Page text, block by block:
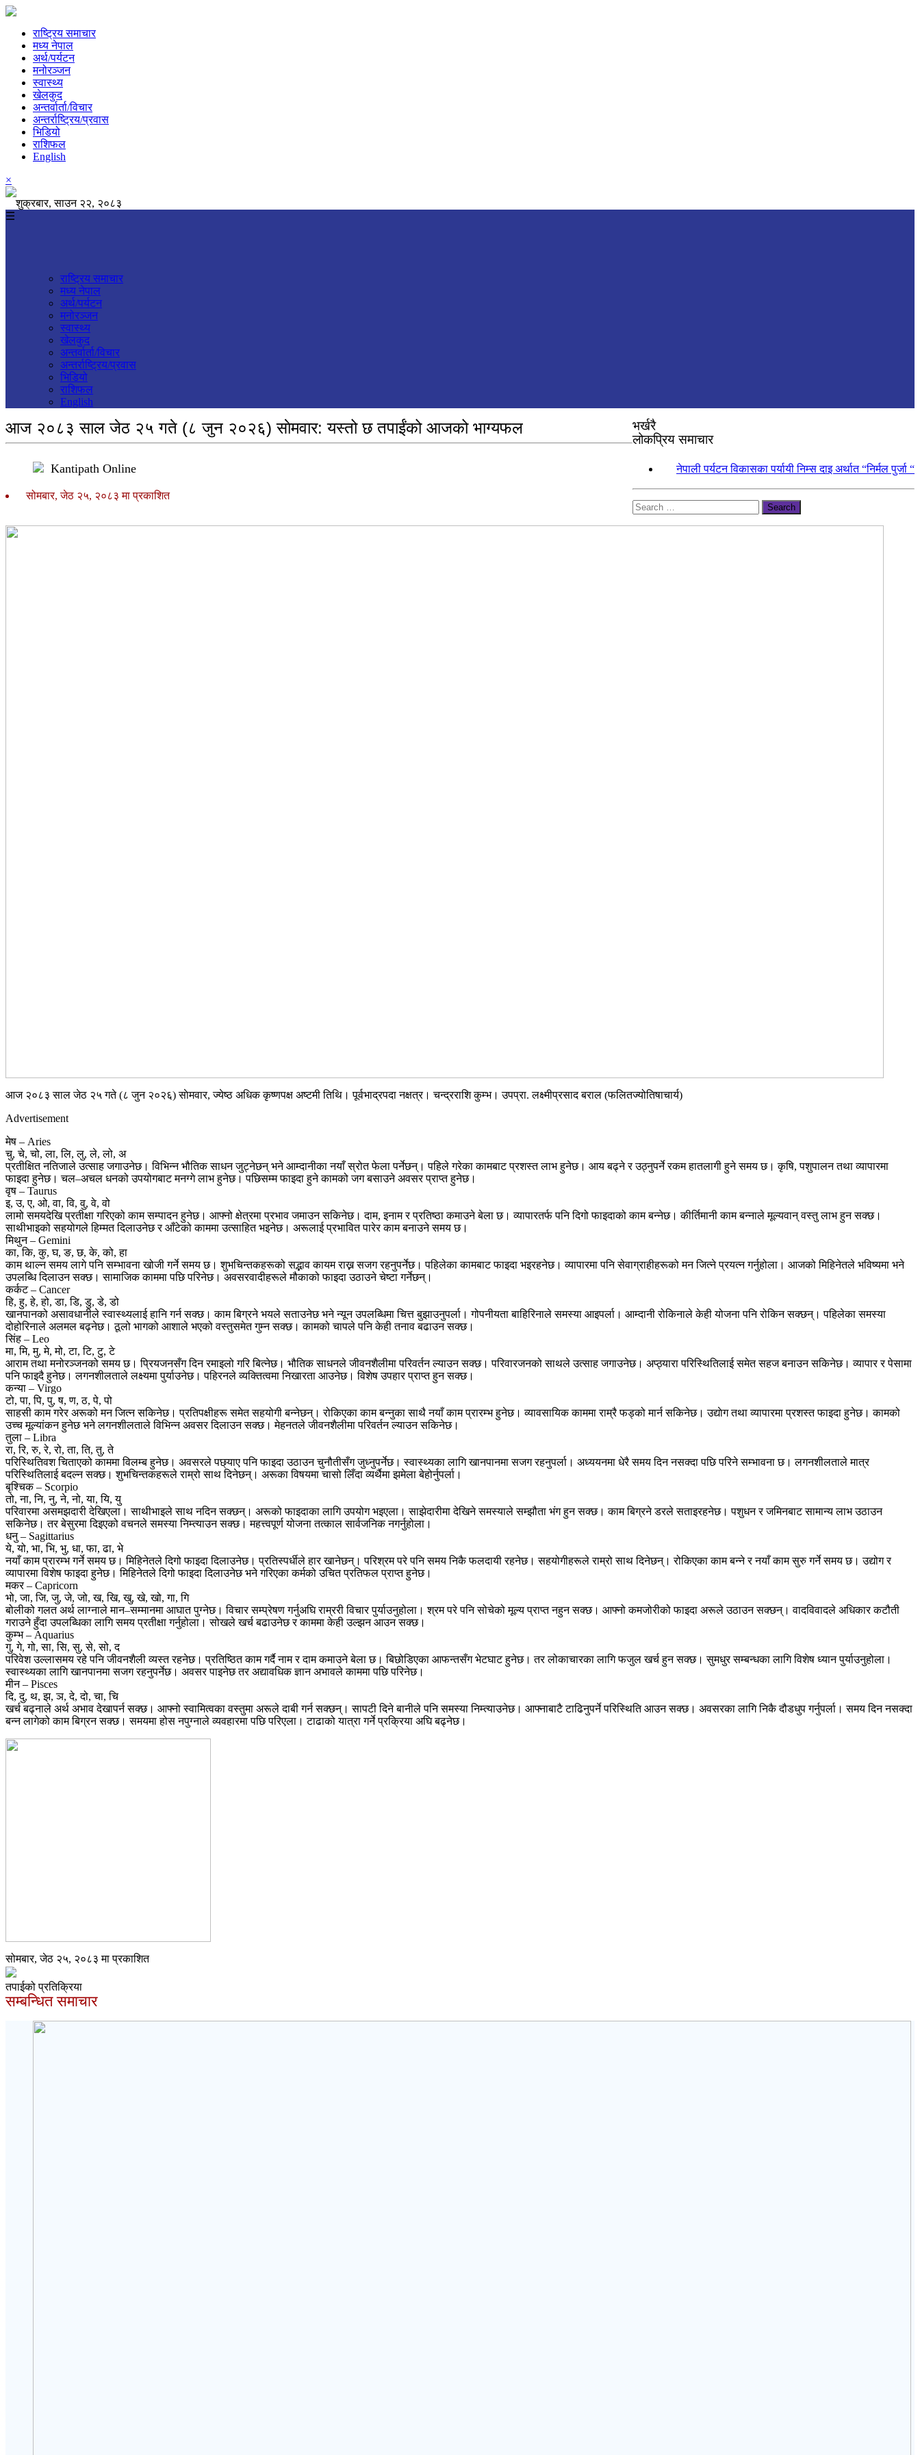
राष्ट्रिय समाचार
मध्य नेपाल
अर्थ/पर्यटन
मनोरञ्जन
स्वास्थ्य
खेलकुद
अन्तर्वार्ता/विचार
अन्तर्राष्ट्रिय/प्रवास
भिडियो
राशिफल
English
×
शुक्रबार, साउन २२, २०८३
☰
राष्ट्रिय समाचार
मध्य नेपाल
अर्थ/पर्यटन
मनोरञ्जन
स्वास्थ्य
खेलकुद
अन्तर्वार्ता/विचार
अन्तर्राष्ट्रिय/प्रवास
भिडियो
राशिफल
English
भर्खरै
लोकप्रिय समाचार
नेपाली पर्यटन विकासका पर्यायी निम्स दाइ अर्थात “निर्मल पुर्जा “
Search
आज २०८३ साल जेठ २५ गते (८ जुन २०२६) साेमवार: यस्तो छ तपाईंको आजको भाग्यफल
Kantipath Online
सोमबार, जेठ २५, २०८३ मा प्रकाशित
आज २०८३ साल जेठ २५ गते (८ जुन २०२६) साेमवार, ज्येष्ठ अधिक कृष्णपक्ष अष्टमी तिथि। पूर्वभाद्रपदा नक्षत्र। चन्द्रराशि कुम्भ। उपप्रा. लक्ष्मीप्रसाद बराल (फलितज्योतिषाचार्य)
Advertisement
मेष – Aries
चु, चे, चो, ला, लि, लु, ले, लो, अ
प्रतीक्षित नतिजाले उत्साह जगाउनेछ। विभिन्न भौतिक साधन जुट्नेछन् भने आम्दानीका नयाँ स्रोत फेला पर्नेछन्। पहिले गरेका कामबाट प्रशस्त लाभ हुनेछ। आय बढ्ने र उठ्नुपर्ने रकम हातलागी हुने समय छ। कृषि, पशुपालन तथा व्यापारमा
फाइदा हुनेछ। चल–अचल धनको उपयोगबाट मनग्गे लाभ हुनेछ। पछिसम्म फाइदा हुने कामको जग बसाउने अवसर प्राप्त हुनेछ।
वृष – Taurus
इ, उ, ए, ओ, वा, वि, वु, वे, वो
लामो समयदेखि प्रतीक्षा गरिएको काम सम्पादन हुनेछ। आफ्नो क्षेत्रमा प्रभाव जमाउन सकिनेछ। दाम, इनाम र प्रतिष्ठा कमाउने बेला छ। व्यापारतर्फ पनि दिगो फाइदाको काम बन्नेछ। कीर्तिमानी काम बन्नाले मूल्यवान् वस्तु लाभ हुन सक्छ।
साथीभाइको सहयोगले हिम्मत दिलाउनेछ र आँटेको काममा उत्साहित भइनेछ। अरूलाई प्रभावित पारेर काम बनाउने समय छ।
मिथुन – Gemini
का, कि, कु, घ, ङ, छ, के, को, हा
काम थाल्न समय लागे पनि सम्भावना खोजी गर्ने समय छ। शुभचिन्तकहरूको सद्भाव कायम राख्न सजग रहनुपर्नेछ। पहिलेका कामबाट फाइदा भइरहनेछ। व्यापारमा पनि सेवाग्राहीहरूको मन जित्ने प्रयत्न गर्नुहोला। आजको मिहिनेतले भविष्यमा भने
उपलब्धि दिलाउन सक्छ। सामाजिक काममा पछि परिनेछ। अवसरवादीहरूले मौकाको फाइदा उठाउने चेष्टा गर्नेछन्।
कर्कट – Cancer
हि, हु, हे, हो, डा, डि, डु, डे, डो
खानपानको असावधानीले स्वास्थ्यलाई हानि गर्न सक्छ। काम बिग्रने भयले सताउनेछ भने न्यून उपलब्धिमा चित्त बुझाउनुपर्ला। गोपनीयता बाहिरिनाले समस्या आइपर्ला। आम्दानी रोकिनाले केही योजना पनि रोकिन सक्छन्। पहिलेका समस्या
दोहोरिनाले अलमल बढ्नेछ। ठूलो भागको आशाले भएको वस्तुसमेत गुम्न सक्छ। कामको चापले पनि केही तनाव बढाउन सक्छ।
सिंह – Leo
मा, मि, मु, मे, मो, टा, टि, टु, टे
आराम तथा मनोरञ्जनको समय छ। प्रियजनसँग दिन रमाइलो गरि बित्नेछ। भौतिक साधनले जीवनशैलीमा परिवर्तन ल्याउन सक्छ। परिवारजनको साथले उत्साह जगाउनेछ। अप्ठ्यारा परिस्थितिलाई समेत सहज बनाउन सकिनेछ। व्यापार र पेसामा
पनि फाइदै हुनेछ। लगनशीलताले लक्ष्यमा पुर्याउनेछ। पहिरनले व्यक्तित्वमा निखारता आउनेछ। विशेष उपहार प्राप्त हुन सक्छ।
कन्या – Virgo
टो, पा, पि, पु, ष, ण, ठ, पे, पो
साहसी काम गरेर अरूको मन जित्न सकिनेछ। प्रतिपक्षीहरू समेत सहयोगी बन्नेछन्। रोकिएका काम बन्नुका साथै नयाँ काम प्रारम्भ हुनेछ। व्यावसायिक काममा राम्रै फड्को मार्न सकिनेछ। उद्याेग तथा व्यापारमा प्रशस्त फाइदा हुनेछ। कामको
उच्च मूल्यांकन हुनेछ भने लगनशीलताले विभिन्न अवसर दिलाउन सक्छ। मेहनतले जीवनशैलीमा परिवर्तन ल्याउन सकिनेछ।
तुला – Libra
रा, रि, रु, रे, रो, ता, ति, तु, ते
परिस्थितिवश चिताएको काममा विलम्ब हुनेछ। अवसरले पछ्याए पनि फाइदा उठाउन चुनौतीसँग जुध्नुपर्नेछ। स्वास्थ्यका लागि खानपानमा सजग रहनुपर्ला। अध्ययनमा धेरै समय दिन नसक्दा पछि परिने सम्भावना छ। लगनशीलताले मात्र
परिस्थितिलाई बदल्न सक्छ। शुभचिन्तकहरूले राम्रो साथ दिनेछन्। अरूका विषयमा चासो लिँदा व्यर्थैमा झमेला बेहोर्नुपर्ला।
बृश्चिक – Scorpio
तो, ना, नि, नु, ने, नो, या, यि, यु
परिवारमा असमझदारी देखिएला। साथीभाइले साथ नदिन सक्छन्। अरूको फाइदाका लागि उपयोग भइएला। साझेदारीमा देखिने समस्याले सम्झौता भंग हुन सक्छ। काम बिग्रने डरले सताइरहनेछ। पशुधन र जमिनबाट सामान्य लाभ उठाउन
सकिनेछ। तर बेसुरमा दिइएको वचनले समस्या निम्त्याउन सक्छ। महत्त्वपूर्ण योजना तत्काल सार्वजनिक नगर्नुहोला।
धनु – Sagittarius
ये, यो, भा, भि, भु, धा, फा, ढा, भे
नयाँ काम प्रारम्भ गर्ने समय छ। मिहिनेतले दिगो फाइदा दिलाउनेछ। प्रतिस्पर्धीले हार खानेछन्। परिश्रम परे पनि समय निकै फलदायी रहनेछ। सहयोगीहरूले राम्रो साथ दिनेछन्। रोकिएका काम बन्ने र नयाँ काम सुरु गर्ने समय छ। उद्योग र
व्यापारमा विशेष फाइदा हुनेछ। मिहिनेतले दिगो फाइदा दिलाउनेछ भने गरिएका कर्मको उचित प्रतिफल प्राप्त हुनेछ।
मकर – Capricorn
भो, जा, जि, जु, जे, जो, ख, खि, खु, खे, खो, गा, गि
बोलीको गलत अर्थ लाग्नाले मान–सम्मानमा आघात पुग्नेछ। विचार सम्प्रेषण गर्नुअघि राम्ररी विचार पुर्याउनुहोला। श्रम परे पनि सोचेको मूल्य प्राप्त नहुन सक्छ। आफ्नो कमजोरीको फाइदा अरूले उठाउन सक्छन्। वादविवादले अधिकार कटौती
गराउने हुँदा उपलब्धिका लागि समय प्रतीक्षा गर्नुहोला। सोखले खर्च बढाउनेछ र काममा केही उल्झन आउन सक्छ।
कुम्भ – Aquarius
गु, गे, गो, सा, सि, सु, से, सो, द
परिवेश उल्लासमय रहे पनि जीवनशैली व्यस्त रहनेछ। प्रतिष्ठित काम गर्दै नाम र दाम कमाउने बेला छ। बिछोडिएका आफन्तसँग भेटघाट हुनेछ। तर लोकाचारका लागि फजुल खर्च हुन सक्छ। सुमधुर सम्बन्धका लागि विशेष ध्यान पुर्याउनुहोला।
स्वास्थ्यका लागि खानपानमा सजग रहनुपर्नेछ। अवसर पाइनेछ तर अद्यावधिक ज्ञान अभावले काममा पछि परिनेछ।
मीन – Pisces
दि, दु, थ, झ, ञ, दे, दो, चा, चि
खर्च बढ्नाले अर्थ अभाव देखापर्न सक्छ। आफ्नो स्वामित्वका वस्तुमा अरूले दाबी गर्न सक्छन्। सापटी दिने बानीले पनि समस्या निम्त्याउनेछ। आफ्नाबाटै टाढिनुपर्ने परिस्थिति आउन सक्छ। अवसरका लागि निकै दौडधुप गर्नुपर्ला। समय दिन नसक्दा
बन्न लागेको काम बिग्रन सक्छ। समयमा होस नपुग्नाले व्यवहारमा पछि परिएला। टाढाको यात्रा गर्ने प्रक्रिया अघि बढ्नेछ।
सोमबार, जेठ २५, २०८३ मा प्रकाशित
तपाईको प्रतिक्रिया
सम्बन्धित समाचार